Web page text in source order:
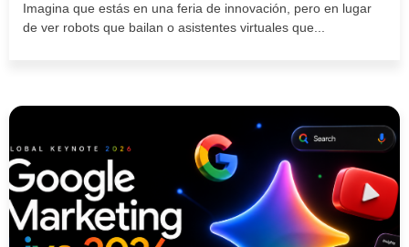
Imagina que estás en una feria de innovación, pero en lugar
de ver robots que bailan o asistentes virtuales que...